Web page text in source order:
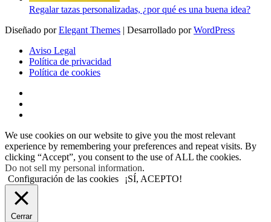
Regalar tazas personalizadas, ¿por qué es una buena idea?
Diseñado porElegant Themes | Desarrollado porWordPress
Aviso Legal
Política de privacidad
Política de cookies
We use cookies on our website to give you the most relevant
experience by remembering your preferences and repeat visits. By
clicking “Accept”, you consent to the use of ALL the cookies.
Do not sell my personal information.
Configuración de las cookies
¡SÍ, ACEPTO!
Cerrar